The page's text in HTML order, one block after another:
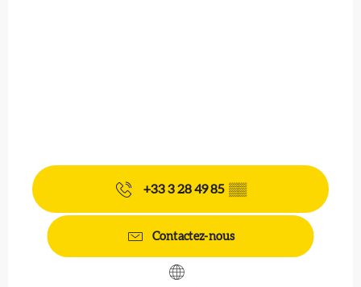
+33 3 28 49 85 ▒▒
Contactez-nous